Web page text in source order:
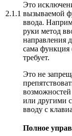
2.1.1
Это
вызываемой
ввода.
руки метод
направления
сама функция
требует.
Это не
или другими
вводу с
Полное